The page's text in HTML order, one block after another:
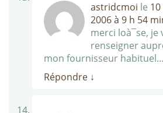
astridcmoi le
2006 à 9 h 54
merci loà¯se, je
renseigner
mon fournisseur habituel…
Répondre ↓